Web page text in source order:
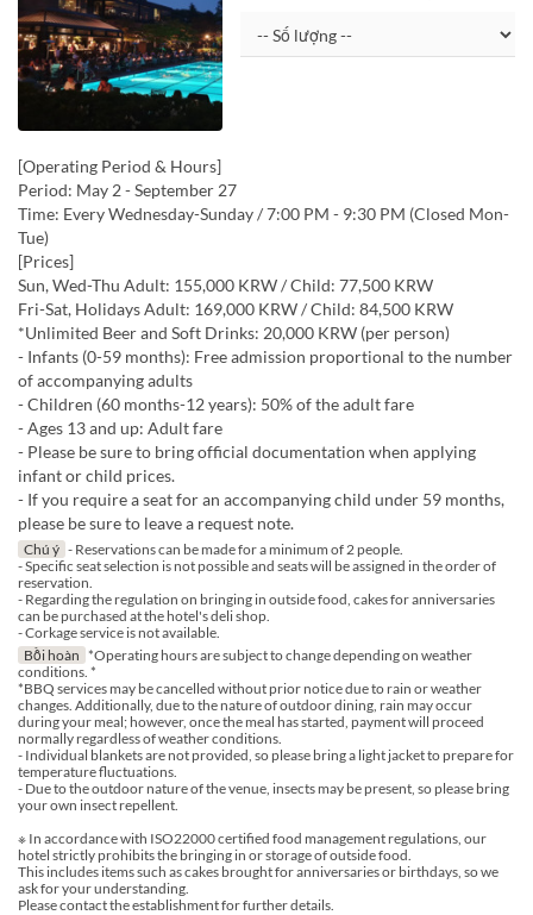
[Operating Period & Hours]
Period: May 2 - September 27
Time: Every Wednesday-Sunday / 7:00 PM - 9:30 PM (Closed Mon-
Tue)
[Prices]
Sun, Wed-Thu Adult: 155,000 KRW / Child: 77,500 KRW
Fri-Sat, Holidays Adult: 169,000 KRW / Child: 84,500 KRW
*Unlimited Beer and Soft Drinks: 20,000 KRW (per person)
- Infants (0-59 months): Free admission proportional to the number
of accompanying adults
- Children (60 months-12 years): 50% of the adult fare
- Ages 13 and up: Adult fare
- Please be sure to bring official documentation when applying
infant or child prices.
- If you require a seat for an accompanying child under 59 months,
please be sure to leave a request note.
Chú ý - Reservations can be made for a minimum of 2 people.
- Specific seat selection is not possible and seats will be assigned in the order of
reservation.
- Regarding the regulation on bringing in outside food, cakes for anniversaries
can be purchased at the hotel's deli shop.
- Corkage service is not available.
Bồi hoàn *Operating hours are subject to change depending on weather
conditions. *
*BBQ services may be cancelled without prior notice due to rain or weather
changes. Additionally, due to the nature of outdoor dining, rain may occur
during your meal; however, once the meal has started, payment will proceed
normally regardless of weather conditions.
- Individual blankets are not provided, so please bring a light jacket to prepare for
temperature fluctuations.
- Due to the outdoor nature of the venue, insects may be present, so please bring
your own insect repellent.
※ In accordance with ISO22000 certified food management regulations, our
hotel strictly prohibits the bringing in or storage of outside food.
This includes items such as cakes brought for anniversaries or birthdays, so we
ask for your understanding.
Please contact the establishment for further details.